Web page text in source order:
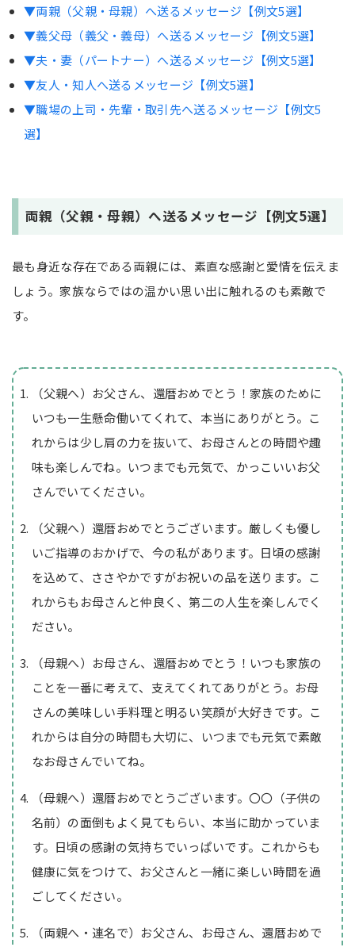
▼両親（父親・母親）へ送るメッセージ【例文5選】
▼義父母（義父・義母）へ送るメッセージ【例文5選】
▼夫・妻（パートナー）へ送るメッセージ【例文5選】
▼友人・知人へ送るメッセージ【例文5選】
▼職場の上司・先輩・取引先へ送るメッセージ【例文5
選】
両親（父親・母親）へ送るメッセージ【例文5選】
最も身近な存在である両親には、素直な感謝と愛情を伝えま
しょう。家族ならではの温かい思い出に触れるのも素敵で
す。
（父親へ）お父さん、還暦おめでとう！家族のために
いつも一生懸命働いてくれて、本当にありがとう。こ
れからは少し肩の力を抜いて、お母さんとの時間や趣
味も楽しんでね。いつまでも元気で、かっこいいお父
さんでいてください。
（父親へ）還暦おめでとうございます。厳しくも優し
いご指導のおかげで、今の私があります。日頃の感謝
を込めて、ささやかですがお祝いの品を送ります。こ
れからもお母さんと仲良く、第二の人生を楽しんでく
ださい。
（母親へ）お母さん、還暦おめでとう！いつも家族の
ことを一番に考えて、支えてくれてありがとう。お母
さんの美味しい手料理と明るい笑顔が大好きです。こ
れからは自分の時間も大切に、いつまでも元気で素敵
なお母さんでいてね。
（母親へ）還暦おめでとうございます。〇〇（子供の
名前）の面倒もよく見てもらい、本当に助かっていま
す。日頃の感謝の気持ちでいっぱいです。これからも
健康に気をつけて、お父さんと一緒に楽しい時間を過
ごしてください。
（両親へ・連名で）お父さん、お母さん、還暦おめで